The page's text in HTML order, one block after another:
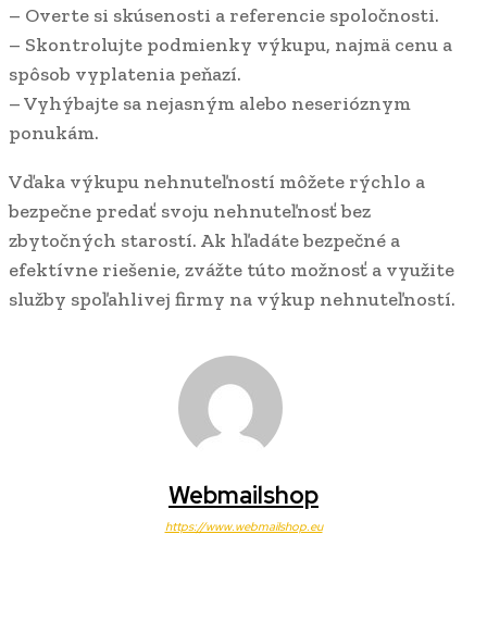
– Overte si skúsenosti a referencie spoločnosti.
– Skontrolujte podmienky výkupu, najmä cenu a
spôsob vyplatenia peňazí.
– Vyhýbajte sa nejasným alebo neserióznym
ponukám.
Vďaka výkupu nehnuteľností môžete rýchlo a
bezpečne predať svoju nehnuteľnosť bez
zbytočných starostí. Ak hľadáte bezpečné a
efektívne riešenie, zvážte túto možnosť a využite
služby spoľahlivej firmy na výkup nehnuteľností.
Webmailshop
https://www.webmailshop.eu